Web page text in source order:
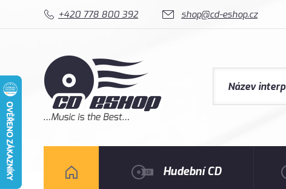
+420 778 800 392 shop@cd-eshop.cz
Hudební CD